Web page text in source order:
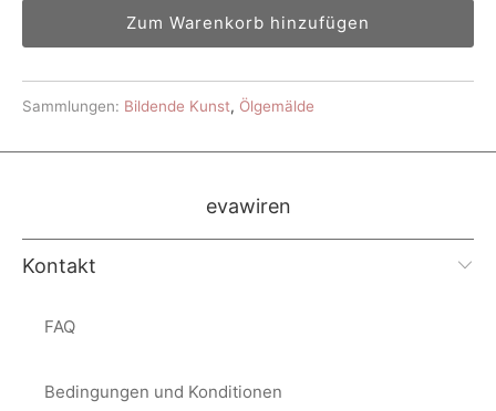
Zum Warenkorb hinzufügen
Sammlungen: Bildende Kunst, Ölgemälde
evawiren
Kontakt
FAQ
Bedingungen und Konditionen